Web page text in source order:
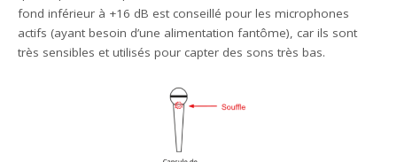
fond inférieur à +16 dB est conseillé pour les microphones
actifs (ayant besoin d’une alimentation fantôme), car ils sont
très sensibles et utilisés pour capter des sons très bas.